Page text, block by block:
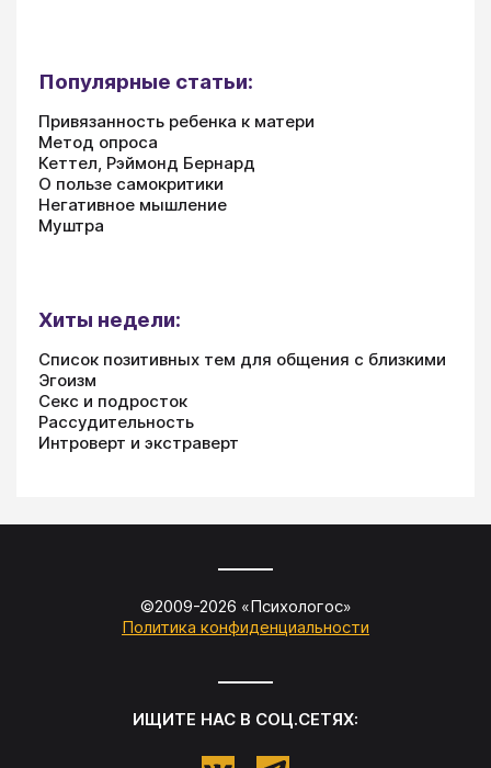
Популярные статьи:
Привязанность ребенка к матери
Метод опроса
Кеттел, Рэймонд Бернард
О пользе самокритики
Негативное мышление
Муштра
Хиты недели:
Список позитивных тем для общения с близкими
Эгоизм
Секс и подросток
Рассудительность
Интроверт и экстраверт
©2009-2026 «Психологос»
Политика конфиденциальности
ИЩИТЕ НАС В СОЦ.СЕТЯХ: